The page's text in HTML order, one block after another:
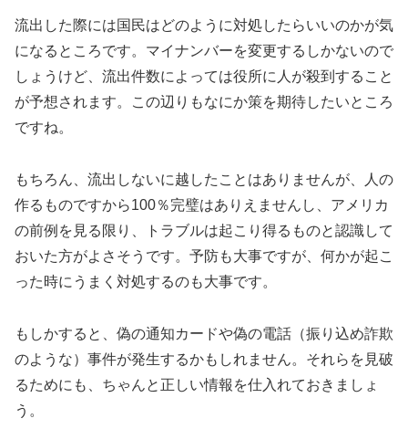
流出した際には国民はどのように対処したらいいのかが気
になるところです。マイナンバーを変更するしかないので
しょうけど、流出件数によっては役所に人が殺到すること
が予想されます。この辺りもなにか策を期待したいところ
ですね。
もちろん、流出しないに越したことはありませんが、人の
作るものですから100％完璧はありえませんし、アメリカ
の前例を見る限り、トラブルは起こり得るものと認識して
おいた方がよさそうです。予防も大事ですが、何かが起こ
った時にうまく対処するのも大事です。
もしかすると、偽の通知カードや偽の電話（振り込め詐欺
のような）事件が発生するかもしれません。それらを見破
るためにも、ちゃんと正しい情報を仕入れておきましょ
う。